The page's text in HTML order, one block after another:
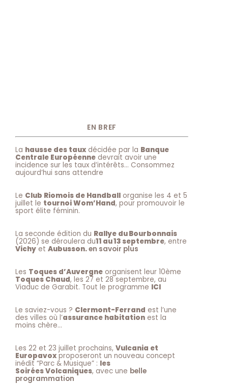
EN BREF
La hausse des taux décidée par la Banque
Centrale Européenne devrait avoir une
incidence sur les taux d’intérêts… Consommez
aujourd’hui sans attendre
Le Club Riomois de Handball organise les 4 et 5
juillet le tournoi Wom’Hand, pour promouvoir le
sport élite féminin.
La seconde édition du Rallye du Bourbonnais
(2026) se déroulera du11 au 13 septembre, entre
Vichy et Aubusson.en savoir plus
Les Toques d’Auvergne organisent leur 10ème
Toques Chaud, les 27 et 28 septembre, au
Viaduc de Garabit. Tout le programme ICI
Le saviez-vous ? Clermont-Ferrand est l’une
des villes où l’assurance habitation est la
moins chère…
Les 22 et 23 juillet prochains, Vulcania et
Europavoxproposeront un nouveau concept
inédit “Parc & Musique” : les
Soirées Volcaniques, avec une belle
programmation